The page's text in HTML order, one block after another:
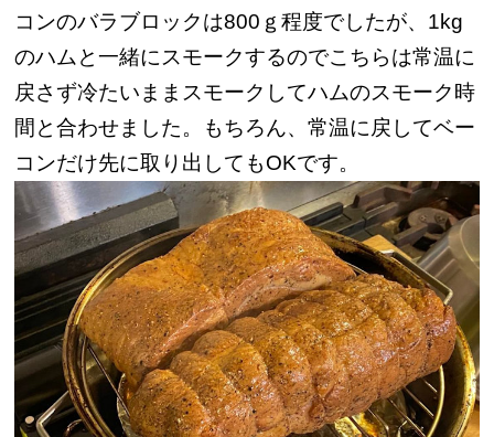
コンのバラブロックは800ｇ程度でしたが、1kg
のハムと一緒にスモークするのでこちらは常温に
戻さず冷たいままスモークしてハムのスモーク時
間と合わせました。
もちろん、常温に戻してベー
コンだけ先に取り出してもOKです。